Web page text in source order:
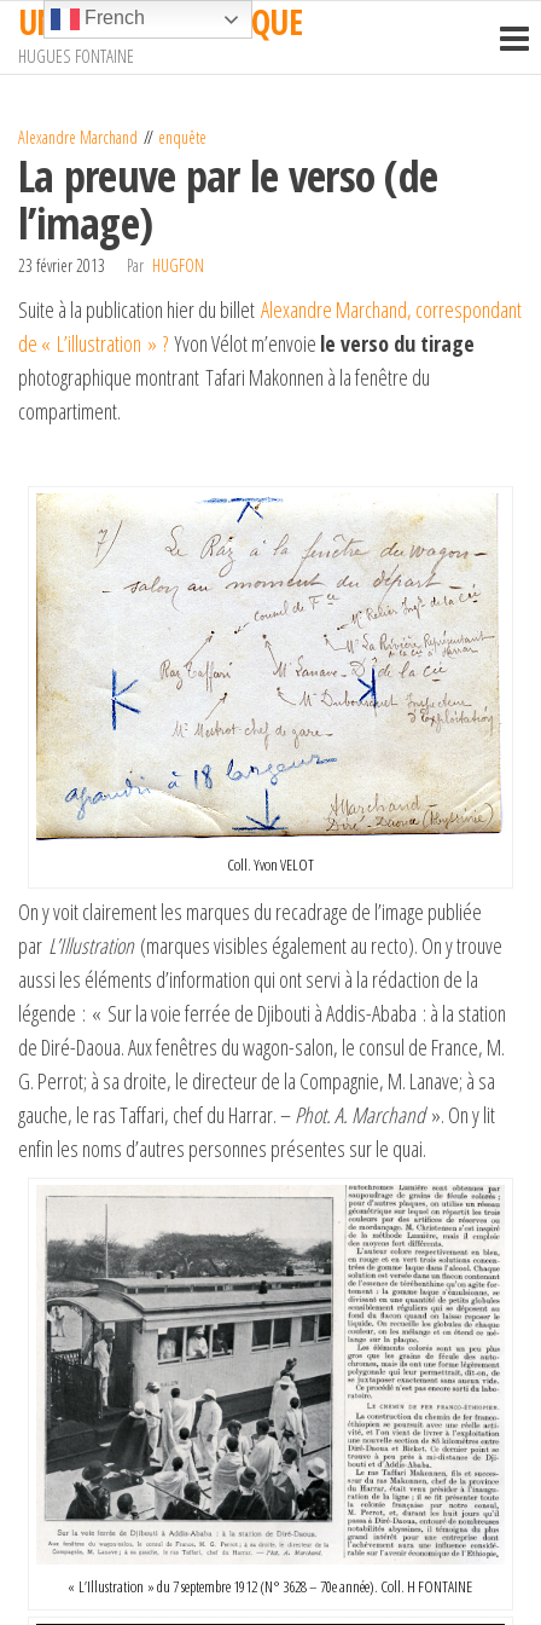
Passer
contenu
UN TRAIN EN AFRIQUE
HUGUES FONTAINE
Alexandre Marchand enquête
La preuve par le verso (de
l’image)
23 février 2013 Par HUGFON
Suite à la publication hier du billet Alexandre Marchand, correspondant
de « L’illustration » ? Yvon Vélot m’envoie le verso du tirage
photographique montrant Tafari Makonnen à la fenêtre du
compartiment.
Coll. Yvon VELOT
On y voit clairement les marques du recadrage de l’image publiée
par L’Illustration(marques visibles également au recto). On y trouve
aussi les éléments d’information qui ont servi à la rédaction de la
légende : « Sur la voie ferrée de Djibouti à Addis-Ababa : à la station
de Diré-Daoua. Aux fenêtres du wagon-salon, le consul de France, M.
G. Perrot; à sa droite, le directeur de la Compagnie, M. Lanave; à sa
gauche, le ras Taffari, chef du Harrar. –Phot. A. Marchand». On y lit
enfin les noms d’autres personnes présentes sur le quai.
« L’Illustration » du 7 septembre 1912 (N° 3628 – 70e année). Coll. H FONTAINE
French